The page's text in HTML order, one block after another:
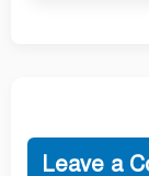
Leave a